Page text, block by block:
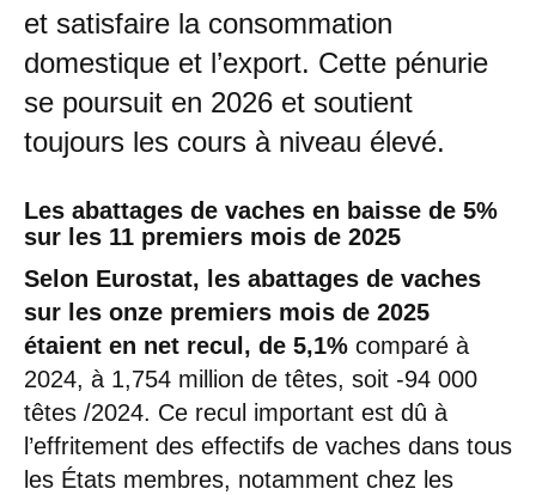
et satisfaire la consommation
domestique et l’export. Cette pénurie
se poursuit en 2026 et soutient
toujours les cours à niveau élevé.
Les abattages de vaches en baisse de 5%
sur les 11 premiers mois de 2025
Selon Eurostat, les abattages de vaches
sur les onze premiers mois de 2025
étaient en net recul, de 5,1% comparé à
2024, à 1,754 million de têtes, soit -94 000
têtes /2024. Ce recul important est dû à
l’effritement des effectifs de vaches dans tous
les États membres, notamment chez les